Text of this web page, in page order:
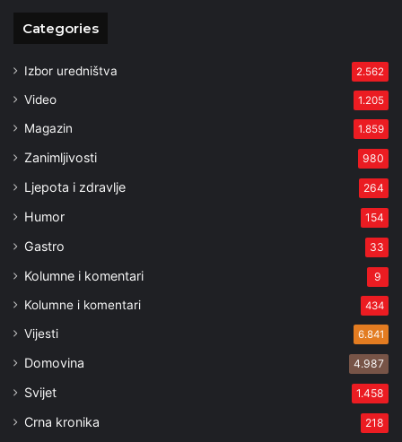
Categories
Izbor uredništva 2.562
Video 1.205
Magazin 1.859
Zanimljivosti 980
Ljepota i zdravlje 264
Humor 154
Gastro 33
Kolumne i komentari 9
Kolumne i komentari 434
Vijesti 6.841
Domovina 4.987
Svijet 1.458
Crna kronika 218